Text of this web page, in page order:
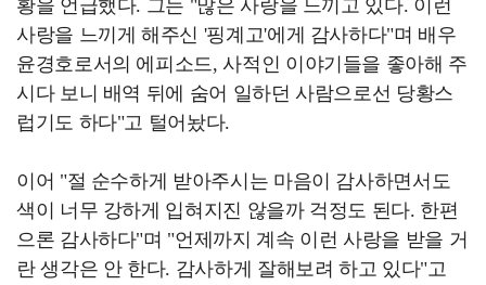
황을 언급했다. 그는 "많은 사랑을 느끼고 있다. 이런
사랑을 느끼게 해주신 '핑계고'에게 감사하다"며 배우
윤경호로서의 에피소드, 사적인 이야기들을 좋아해 주
시다 보니 배역 뒤에 숨어 일하던 사람으로선 당황스
럽기도 하다"고 털어놨다.
이어 "절 순수하게 받아주시는 마음이 감사하면서도
색이 너무 강하게 입혀지진 않을까 걱정도 된다. 한편
으론 감사하다"며 "언제까지 계속 이런 사랑을 받을 거
란 생각은 안 한다. 감사하게 잘해보려 하고 있다"고